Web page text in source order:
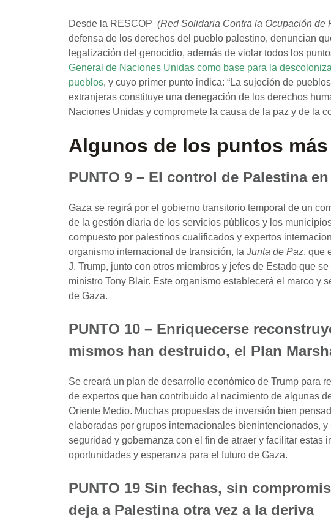
Desde la RESCOP (Red Solidaria Contra la Ocupación de
defensa de los derechos del pueblo palestino, denuncian
legalización del genocidio, además de violar todos los
General de Naciones Unidas como base para la
pueblos, y cuyo primer punto indica: “La sujeción de
extranjeras constituye una denegación de los derechos
Naciones Unidas y compromete la causa de la paz y de la
Algunos de los puntos
PUNTO 9 – El control de Palestina
Gaza se regirá por el gobierno transitorio temporal de un
de la gestión diaria de los servicios públicos y los
compuesto por palestinos cualificados y expertos
organismo internacional de transición, la Junta de Paz, que
J. Trump, junto con otros miembros y jefes de Estado que
ministro Tony Blair. Este organismo establecerá el marco y
de Gaza.
PUNTO 10 – Enriquecerse
mismos han destruido, el Plan
Se creará un plan de desarrollo económico de Trump para
de expertos que han contribuido al nacimiento de algunas
Oriente Medio. Muchas propuestas de inversión bien
elaboradas por grupos internacionales bienintencionados,
seguridad y gobernanza con el fin de atraer y facilitar estas
oportunidades y esperanza para el futuro de Gaza.
PUNTO 19 Sin fechas, sin
deja a Palestina otra vez a la deriva